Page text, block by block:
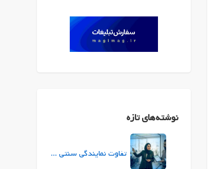
نوشته‌های تازه
تفاوت نمایندگی سنتی بیمه با نمایندگی ازکی (ازکی‌سلر) در چیست؟